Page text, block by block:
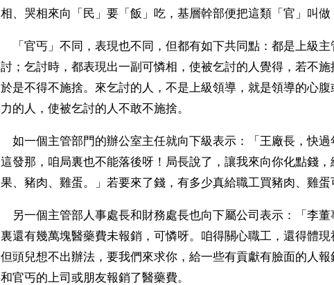
相、哭相來向「民」要「飯」吃，基層幹部便把這類「官」叫做
「官丐」不同，表現也不同，但都有如下共同點：都是上級
討；乞討時，都表現出一副可憐相，使被乞討的人覺得，若不施
於是不得不施捨。來乞討的人，不是上級領導，就是領導的心
力的人，使被乞討的人不敢不施捨。
如一個主管部門的辦公室主任就向下級表示：「王廠長，快過
這發那，咱局裏也不能落後呀！局長說了，讓我來向你化點錢
果、豬肉、雞蛋。」若要來了錢，有多少真給職工買豬肉、雞蛋
另一個主管部人事處長和財務處長也向下屬公司表示：「李董
裏還有幾萬塊醫藥費未報銷，可憐呀。咱得關心職工，還得體現
但頭兒想不出辦法，要我們來求你，給一些有貢獻有臉面的人
和官丐的上司或朋友報銷了醫藥費。